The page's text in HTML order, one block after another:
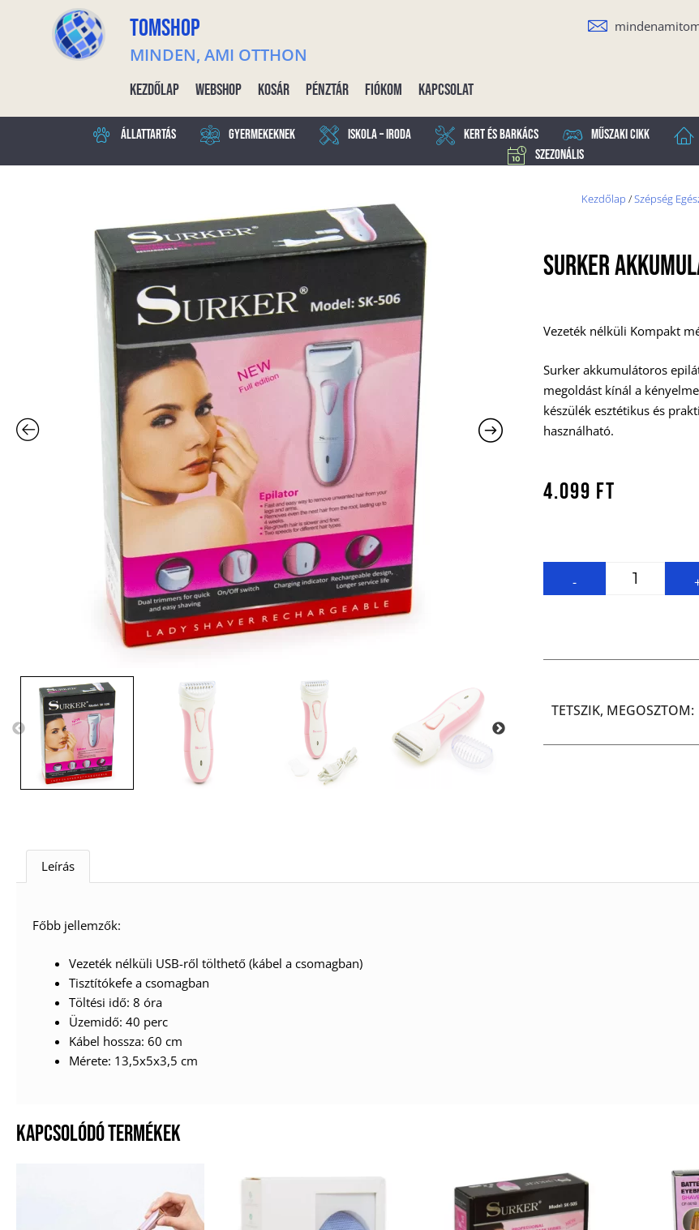
TOMSHOP
MINDEN, AMI OTTHON
Kezdőlap Webshop Kosár Pénztár Fiókom Kapcsolat
Állattartás Gyermekeknek Iskola – Iroda Kert és Barkács Műszaki cikk
Szezonális
Kezdőlap /Szépség
Surker
Vezeték nélküli Kompakt
Surker akkumulátoros
megoldást kínál a
készülék esztétikus és
használható.
4.099 Ft
-
TETSZIK, MEGOSZTOM:
Leírás
Főbb jellemzők:
Vezeték nélküli USB-ről tölthető (kábel a csomagban)
Tisztítókefe a csomagban
Töltési idő: 8 óra
Üzemidő: 40 perc
Kábel hossza: 60 cm
Mérete: 13,5x5x3,5 cm
KAPCSOLÓDÓ TERMÉKEK